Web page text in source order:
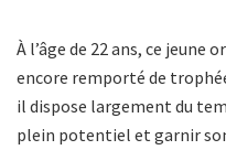
À l’âge de 22 ans, ce jeune
encore remporté de
il dispose largement du
plein potentiel et garnir